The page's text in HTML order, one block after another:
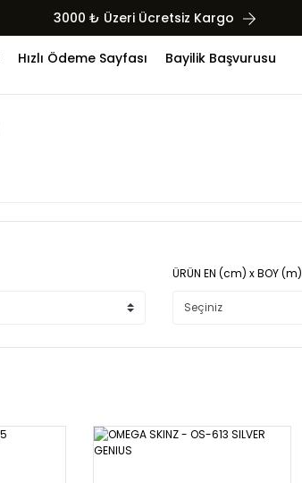
3000 ₺ Üzeri Ücretsiz Kargo
Hızlı Ödeme Sayfası Bayilik Başvurusu
ÜRÜN EN (cm) x BOY (m)